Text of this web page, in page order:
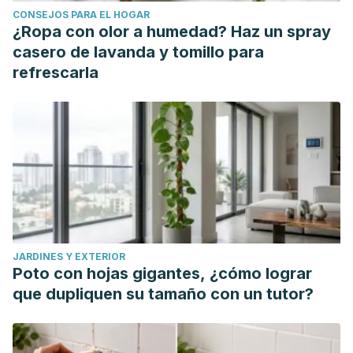
Pérez Maraver M, Estepa Marín A. Hipoaldosteronismo.
Medicine - Programa de Formación Médica Continuada
Acreditado. 2004;9(15):923-929.
Aldosterone. Rinsho Byori. 2004 Aug;52(8):704-10.
MacKenzie SM, van Kralingen JC, Davies E. Regulation of
Aldosterone Secretion. Vitam Horm. 2019;109:241-263.
Ronconi V, Giacchetti G, Boscaro M. Endocrinologia
dell'aldosterone [Endocrinology of aldosterone]. Ital Heart
J. 2005 May;6 Suppl 1:5S-15S. Italian.
CONSEJOS PARA EL HOGAR
¿Ropa con olor a humedad? Haz un spray
casero de lavanda y tomillo para
refrescarla
JARDINES Y EXTERIOR
Poto con hojas gigantes, ¿cómo lograr
que dupliquen su tamaño con un tutor?